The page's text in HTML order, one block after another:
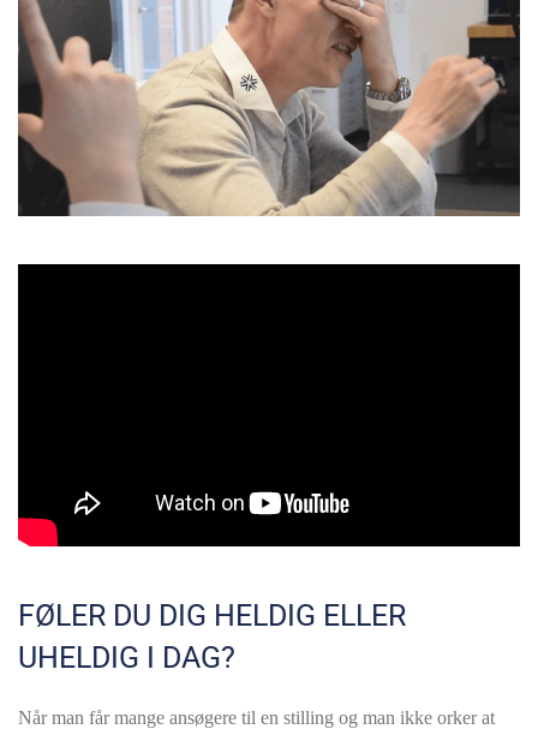
FØLER DU DIG HELDIG ELLER
UHELDIG I DAG?
Når man får mange ansøgere til en stilling og man ikke orker at